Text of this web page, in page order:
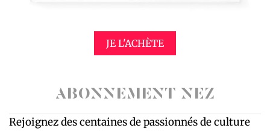
JE L'ACHÈTE
ABONNEMENT NEZ
Rejoignez des centaines de passionnés de culture